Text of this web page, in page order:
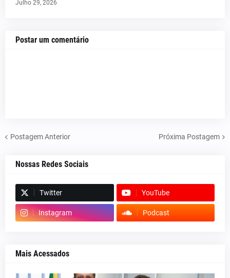
Julho 29, 2026
Postar um comentário
Postagem Anterior Próxima Postagem
Nossas Redes Sociais
Twitter YouTube
Instagram Podcast
Mais Acessados